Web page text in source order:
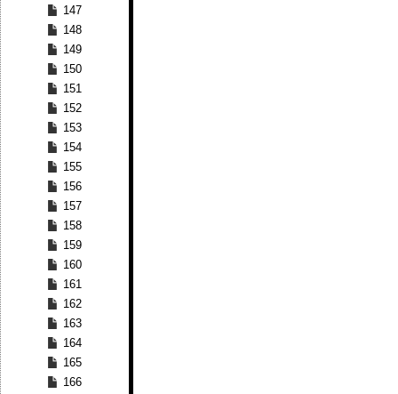
147
148
149
150
151
152
153
154
155
156
157
158
159
160
161
162
163
164
165
166